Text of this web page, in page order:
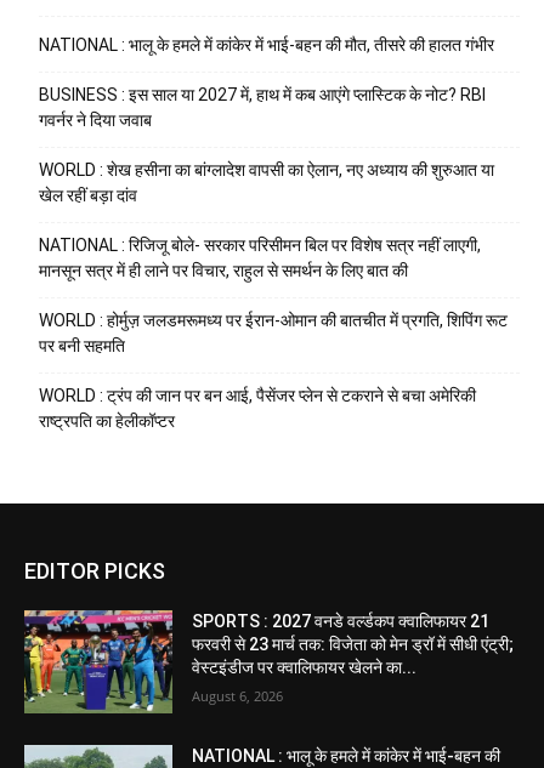
NATIONAL : भालू के हमले में कांकेर में भाई-बहन की मौत, तीसरे की हालत गंभीर
BUSINESS : इस साल या 2027 में, हाथ में कब आएंगे प्लास्टिक के नोट? RBI
गवर्नर ने दिया जवाब
WORLD : शेख हसीना का बांग्लादेश वापसी का ऐलान, नए अध्याय की शुरुआत या
खेल रहीं बड़ा दांव
NATIONAL : रिजिजू बोले- सरकार परिसीमन बिल पर विशेष सत्र नहीं लाएगी,
मानसून सत्र में ही लाने पर विचार, राहुल से समर्थन के लिए बात की
WORLD : होर्मुज़ जलडमरूमध्य पर ईरान-ओमान की बातचीत में प्रगति, शिपिंग रूट
पर बनी सहमति
WORLD : ट्रंप की जान पर बन आई, पैसेंजर प्लेन से टकराने से बचा अमेरिकी
राष्ट्रपति का हेलीकॉप्टर
EDITOR PICKS
SPORTS : 2027 वनडे वर्ल्डकप क्वालिफायर 21
फरवरी से 23 मार्च तक: विजेता को मेन ड्रॉ में सीधी एंट्री;
वेस्टइंडीज पर क्वालिफायर खेलने का...
August 6, 2026
NATIONAL : भालू के हमले में कांकेर में भाई-बहन की